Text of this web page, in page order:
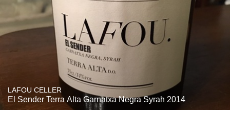
LAFOU CELLER
El Sender Terra Alta Garnatxa Negra Syrah 2014